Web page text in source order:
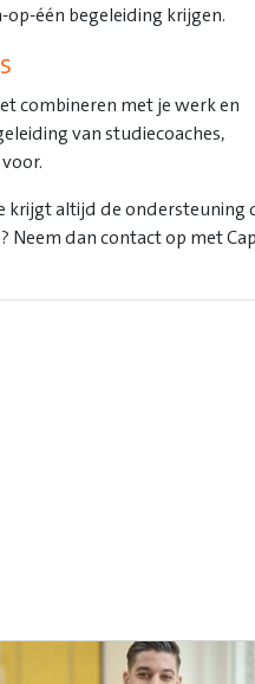
op-één begeleiding krijgen.
combineren met je werk en
van studiecoaches,
krijgt altijd de ondersteuning
Neem dan contact op met